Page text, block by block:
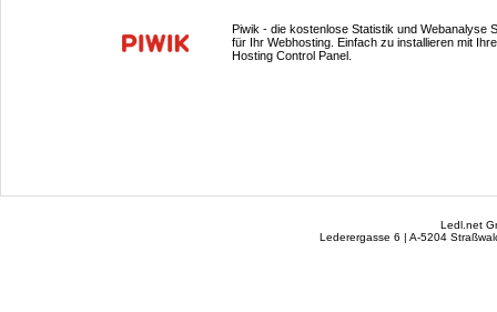
Piwik - die kostenlose Statistik und Webanalyse
für Ihr Webhosting. Einfach zu installieren mit
Hosting Control Panel.
Ledl.net
Lederergasse 6 | A-5204